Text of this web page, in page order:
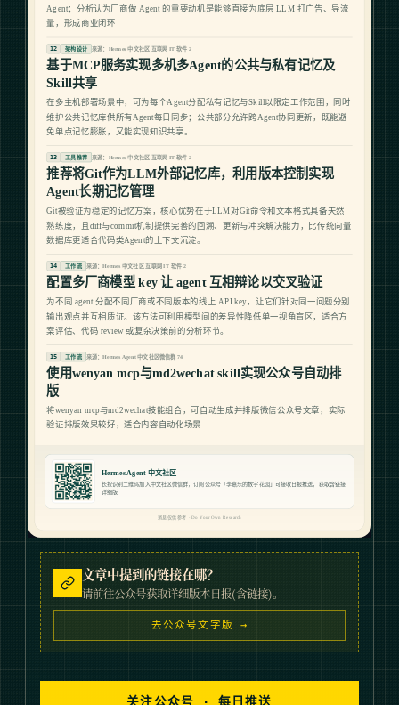
文章中提到的链接在哪？
请前往公众号获取详细版本日报(含链接)。
去公众号文字版 →
关注公众号 · 每日推送